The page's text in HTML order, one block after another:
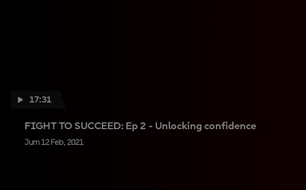
17:31
FIGHT TO SUCCEED: Ep 2 - Unlocking confidence
Jum 12 Feb, 2021